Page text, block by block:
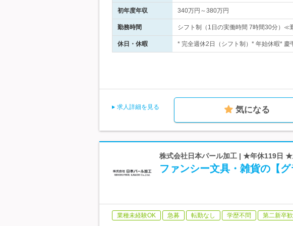
初年度年収 340万円～380万円
勤務時間 シフト制（1日の実働時間 7時間30分
休日・休暇 * 完全週休2日（シフト制）* 年始休暇*
求人詳細を見る 気になる
株式会社日本パール加工 | ★年休119日
ファンシー文具・雑貨の【
業種未経験OK 急募 転勤なし 学歴不問 第二新卒